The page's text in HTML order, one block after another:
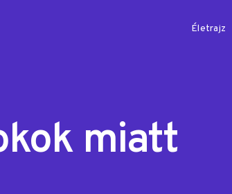
Életrajz
miatt